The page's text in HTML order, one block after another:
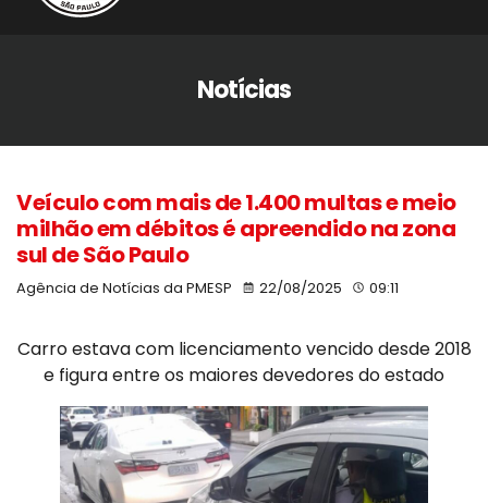
Notícias
Veículo com mais de 1.400 multas e meio
milhão em débitos é apreendido na zona
sul de São Paulo
Agência de Notícias da PMESP 22/08/2025 09:11
Carro estava com licenciamento vencido desde 2018
e figura entre os maiores devedores do estado